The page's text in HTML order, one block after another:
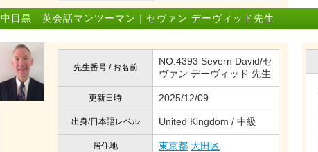
中目黒 英会話マンツーマン｜セヴァン デーヴィッド先生
先生番号 / お名前
NO.4393 Severn David/セ
ヴァン デーヴィッド 先生
更新日時 2025/12/09
出身/日本語レベル United Kingdom / 中級
居住地 東京都 大田区